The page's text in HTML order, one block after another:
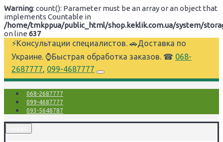
Warning: count(): Parameter must be an array or an object that
implements Countable in
/home/tmkppua/public_html/shop.keklik.com.ua/system/
on line 637
⚡Консультации специалистов. 🚗Доставка по
Украине. ⌚Быстрая обработка заказов. ☎ 068-
2687777, 099-4687777
068-2687777
099-4687777
093-5648787